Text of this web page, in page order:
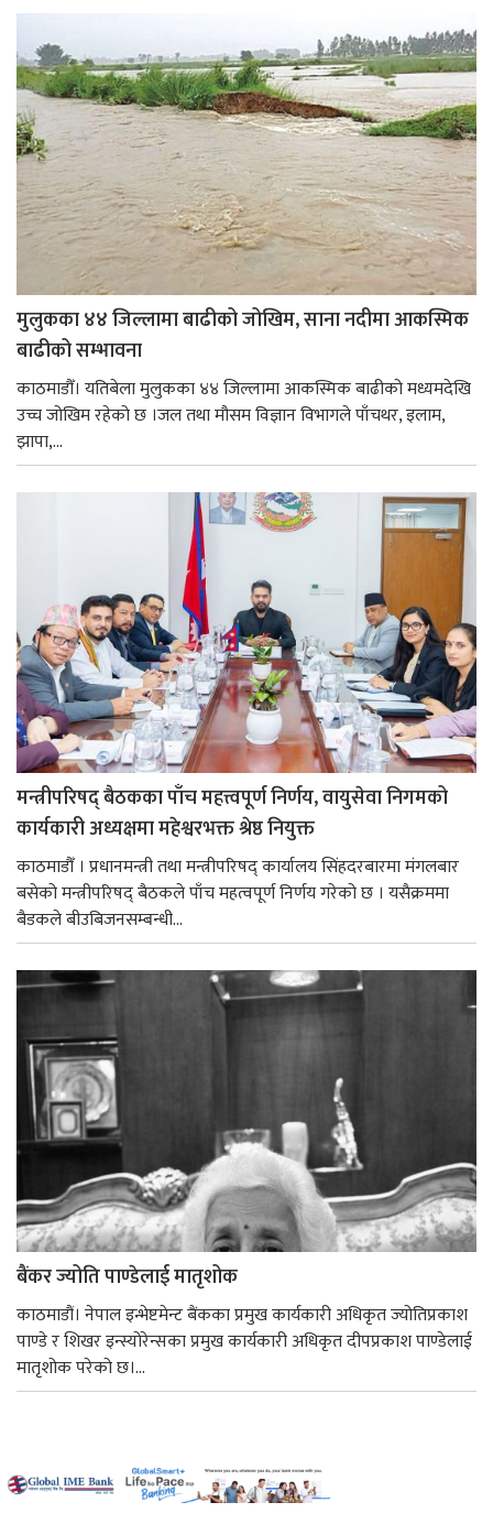
मुलुकका ४४ जिल्लामा बाढीको जोखिम, साना नदीमा आकस्मिक
बाढीको सम्भावना
काठमाडौँ। यतिबेला मुलुकका ४४ जिल्लामा आकस्मिक बाढीको मध्यमदेखि
उच्च जोखिम रहेको छ ।जल तथा मौसम विज्ञान विभागले पाँचथर, इलाम,
झापा,...
मन्त्रीपरिषद् बैठकका पाँच महत्त्वपूर्ण निर्णय, वायुसेवा निगमको
कार्यकारी अध्यक्षमा महेश्वरभक्त श्रेष्ठ नियुक्त
काठमाडौँ । प्रधानमन्त्री तथा मन्त्रीपरिषद् कार्यालय सिंहदरबारमा मंगलबार
बसेको मन्त्रीपरिषद् बैठकले पाँच महत्वपूर्ण निर्णय गरेको छ । यसैक्रममा
बैडकले बीउबिजनसम्बन्धी...
बैंकर ज्योति पाण्डेलाई मातृशोक
काठमाडौं। नेपाल इन्भेष्टमेन्ट बैंकका प्रमुख कार्यकारी अधिकृत ज्योतिप्रकाश
पाण्डे र शिखर इन्स्योरेन्सका प्रमुख कार्यकारी अधिकृत दीपप्रकाश पाण्डेलाई
मातृशोक परेको छ।...